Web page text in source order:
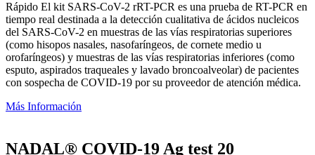
Rápido El kit SARS-CoV-2 rRT-PCR es una prueba de RT-PCR en
tiempo real destinada a la detección cualitativa de ácidos nucleicos
del SARS-CoV-2 en muestras de las vías respiratorias superiores
(como hisopos nasales, nasofaríngeos, de cornete medio u
orofaríngeos) y muestras de las vías respiratorias inferiores (como
esputo, aspirados traqueales y lavado broncoalveolar) de pacientes
con sospecha de COVID-19 por su proveedor de atención médica.
Más Información
NADAL® COVID-19 Ag test 20